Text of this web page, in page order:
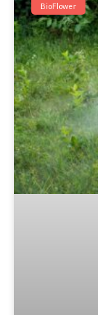
BioFlower